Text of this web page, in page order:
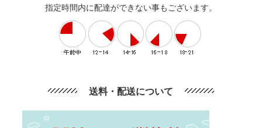
指定時間内に配達ができない事もございます。
送料・配送について